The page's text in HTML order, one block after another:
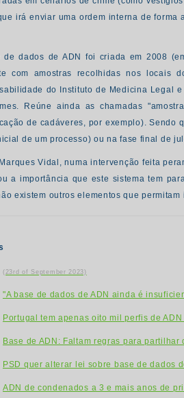
irá enviar uma ordem interna de forma
de dados de ADN foi criada em 2008
com amostras recolhidas nos locais
do Instituto de Medicina Legal
Reúne ainda as chamadas
de cadáveres, por exemplo). Sendo
de um processo) ou na fase final de
Vidal, numa intervenção feita
a importância que este sistema tem
existem outros elementos que
(23rd of September 2023)
"A base de dados de ADN ainda é
Portugal tem apenas oito mil perfis de
Base de ADN: Faltam regras para
PSD quer alterar lei sobre base de dados
ADN de condenados a 3 e mais anos de